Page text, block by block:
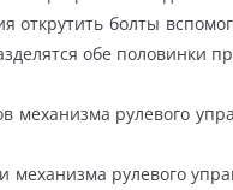
открутить болты
обе половинки
рулевого
рулевого